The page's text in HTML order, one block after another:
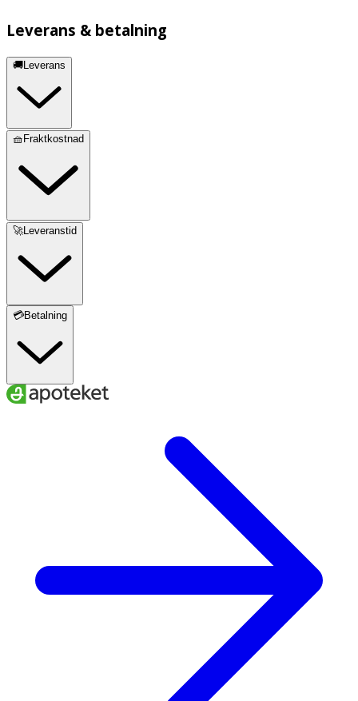
Leverans & betalning
🚚Leverans
🧺Fraktkostnad
🚀Leveranstid
💳Betalning